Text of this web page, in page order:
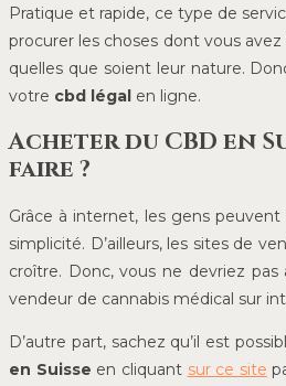
Pratique et rapide, ce type de
procurer les choses dont vous
quelles que soient leur nature.
votre cbd légal en ligne.
Acheter du CBD en
faire ?
Grâce à internet, les gens
simplicité. D’ailleurs, les sites de
croître. Donc, vous ne devriez
vendeur de cannabis médical sur
D’autre part, sachez qu’il est
en Suisse en cliquant sur ce site